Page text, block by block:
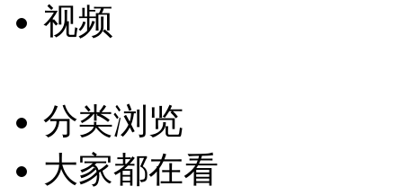
视频
分类浏览
大家都在看